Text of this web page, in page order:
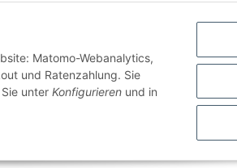
Matomo-Webanalytics,
und Ratenzahlung. Sie
unter Konfigurieren und in